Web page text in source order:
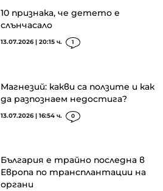
10 признака, че детето е
слънчасало
13.07.2026 | 20:15 ч. 1
Магнезий: какви са ползите и как
да разпознаем недостига?
13.07.2026 | 16:54 ч. 0
България е трайно последна в
Европа по трансплантации на
органи